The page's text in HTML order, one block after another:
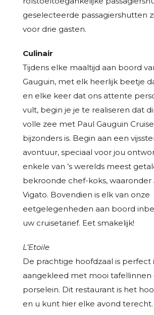
geselecteerde passagiershutten
voor drie gasten.
Culinair
Tijdens elke maaltijd aan boord
Gauguin, met elk heerlijk beetje
en elke keer dat ons attente
vult, begin je je te realiseren dat
volle zee met Paul Gauguin
bijzonders is. Begin aan een
avontuur, speciaal voor jou
enkele van ’s werelds meest
bekroonde chef-koks, waaronder
Vigato. Bovendien is elk van onze
eetgelegenheden aan boord
uw cruisetarief. Eet smakelijk!
L’Etoile
De prachtige hoofdzaal is perfect
aangekleed met mooi tafellinnen
porselein. Dit restaurant is het
en u kunt hier elke avond